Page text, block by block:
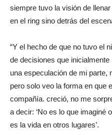
siempre tuvo la visión de
en el ring sino detrás del
“Y el hecho de que no tuvo el
de decisiones que
una especulación de mi parte,
pero solo veo la forma en que
compañía. creció, no me
a decir: ‘No es lo que imaginé
es la vida en otros lugares’.